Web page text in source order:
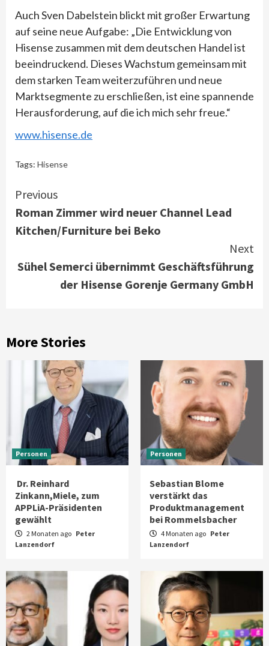
Auch Sven Dabelstein blickt mit großer Erwartung
auf seine neue Aufgabe: „Die Entwicklung von
Hisense zusammen mit dem deutschen Handel ist
beeindruckend. Dieses Wachstum gemeinsam mit
dem starken Team weiterzuführen und neue
Marktsegmente zu erschließen, ist eine spannende
Herausforderung, auf die ich mich sehr freue.“
www.hisense.de
Tags: Hisense
Continue
Reading
Previous
Roman Zimmer wird neuer Channel Lead
Kitchen/Furniture bei Beko
Next
Sühel Semerci übernimmt Geschäftsführung
der Hisense Gorenje Germany GmbH
More Stories
Personen
Dr. Reinhard
Zinkann,Miele, zum
APPLiA-Präsidenten
gewählt
2 Monaten ago Peter
Lanzendorf
Personen
Sebastian Blome
verstärkt das
Produktmanagement
bei Rommelsbacher
4 Monaten ago Peter
Lanzendorf